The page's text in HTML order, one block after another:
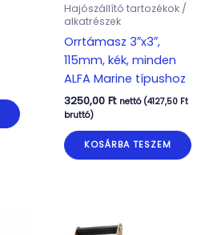
Hajószállító tartozékok /
alkatrészek
Orrtámasz 3″x3″,
115mm, kék, minden
ALFA Marine típushoz
3250,00 Ft nettó (4127,50 Ft
bruttó)
KOSÁRBA TESZEM